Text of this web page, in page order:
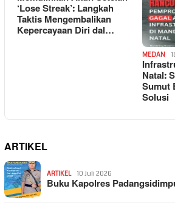
‘Lose Streak’: Langkah
Taktis Mengembalikan
Kepercayaan Diri dal…
MEDAN
Natal:
Sumut
Solusi
ARTIKEL
ARTIKEL 10 Juli 2026
Buku Kapolres